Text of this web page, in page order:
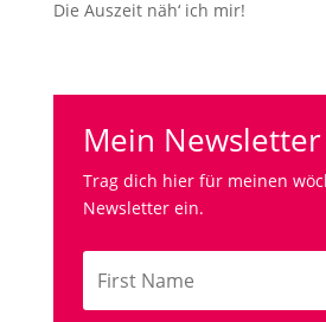
Die Auszeit näh‘ ich mir!
Mein Newsletter
Trag dich hier für meinen
Newsletter ein.